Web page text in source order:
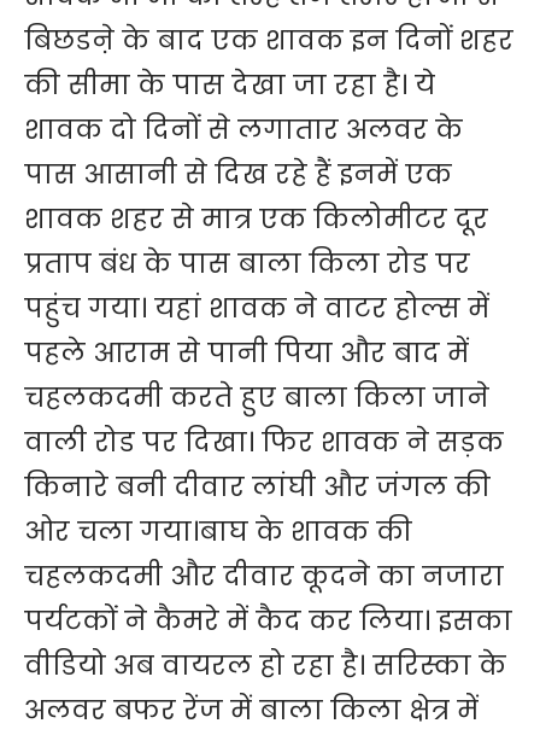
बिछडऩे के बाद एक शावक इन दिनों शहर
की सीमा के पास देखा जा रहा है। ये
शावक दो दिनों से लगातार अलवर के
पास आसानी से दिख रहे हैं इनमें एक
शावक शहर से मात्र एक किलोमीटर दूर
प्रताप बंध के पास बाला किला रोड पर
पहुंच गया। यहां शावक ने वाटर होल्स में
पहले आराम से पानी पिया और बाद में
चहलकदमी करते हुए बाला किला जाने
वाली रोड पर दिखा। फिर शावक ने सड़क
किनारे बनी दीवार लांघी और जंगल की
ओर चला गया।बाघ के शावक की
चहलकदमी और दीवार कूदने का नजारा
पर्यटकों ने कैमरे में कैद कर लिया। इसका
वीडियो अब वायरल हो रहा है। सरिस्का के
अलवर बफर रेंज में बाला किला क्षेत्र में